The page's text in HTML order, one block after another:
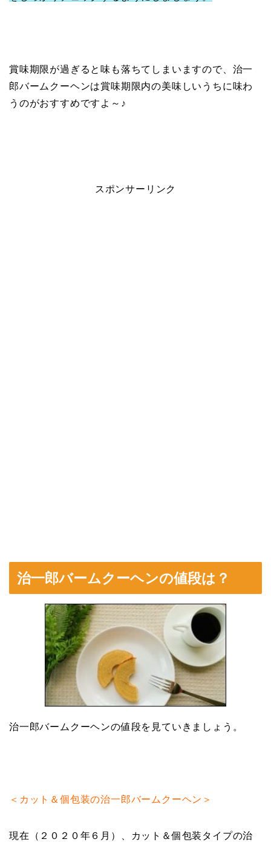
賞味期限が過ぎると味も落ちてしまいますので、治一
郎バームクーヘンは賞味期限内の美味しいうちに味わ
うのがおすすめですよ～♪
スポンサーリンク
治一郎バームクーヘンの値段は？
治一郎バームクーヘンの値段を見ていきましょう。
＜カット＆個包装の治一郎バームクーヘン＞
現在（２０２０年６月）、カット＆個包装タイプの治